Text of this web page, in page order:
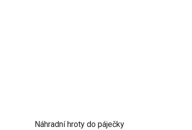
Náhradní hroty do páječky